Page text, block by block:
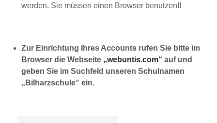
werden. Sie müssen einen Browser benutzen!!
Zur Einrichtung Ihres Accounts rufen Sie bitte im
Browser die Webseite „webuntis.com“ auf und
geben Sie im Suchfeld unseren Schulnamen
„Bilharzschule“ ein.